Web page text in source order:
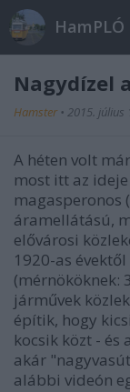
HamPLÓ
Nagydízel
Hamster • 2015. július
A héten volt már
most itt az
magasperonos
áramellátású,
elővárosi
1920-as
(mérnököknek:
járművek
építik, hogy
kocsik közt - és
akár
alábbi videón